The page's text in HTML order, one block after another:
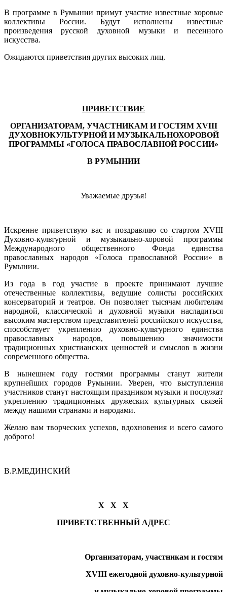
В программе в Румынии примут участие известные хоровые
коллективы России. Будут исполнены известные
произведения русской духовной музыки и песенного
искусства.
Ожидаются приветствия других высоких лиц.
ПРИВЕТСТВИЕ
ОРГАНИЗАТОРАМ, УЧАСТНИКАМ И ГОСТЯМ XVIII
ДУХОВНО­КУЛЬТУРНОЙ И МУЗЫКАЛЬНО­ХОРОВОЙ
ПРОГРАММЫ «ГОЛОСА ПРАВОСЛАВНОЙ РОССИИ»
В РУМЫНИИ
Уважаемые друзья!
Искренне приветствую вас и поздравляю со стартом XVIII
Духовно-культурной и музыкально-хоровой программы
Международного общественного Фонда единства
православных народов «Голоса православной России» в
Румынии.
Из года в год участие в проекте принимают лучшие
отечественные коллективы, ведущие солисты российских
консерваторий и театров. Он позволяет тысячам любителям
народной, классической и духовной музыки насладиться
высоким мастерством представителей российского искусства,
способствует укреплению духовно-культурного единства
православных народов, повышению значимости
традиционных христианских ценностей и смыслов в жизни
современного общества.
В нынешнем году гостями программы станут жители
крупнейших городов Румынии. Уверен, что выступления
участников станут настоящим праздником музыки и послужат
укреплению традиционных дружеских культурных связей
между нашими странами и народами.
Желаю вам творческих успехов, вдохновения и всего самого
доброго!
В.Р.МЕДИНСКИЙ
Х Х Х
ПРИВЕТСТВЕННЫЙ АДРЕС
Организаторам, участникам и гостям
XVIII ежегодной духовно-культурной